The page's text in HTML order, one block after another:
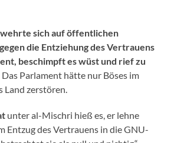
wehrte sich auf öffentlichen
die Entziehung des Vertrauens
beschimpft es wüst und rief zu
Das Parlament hätte nur Böses im
Land zerstören.
unter al-Mischri hieß es, er lehne
Entzug des Vertrauens in die GNU-